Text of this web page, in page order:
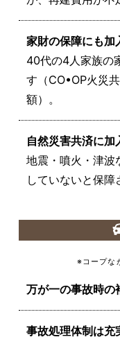
家財の保障にも加
40代の4人家族の
す（CO•OP火災
額）。
自然災害共済に加
地震・噴火・津波
していないと保障
※コープな
万が一の事故時の
事故処理体制は充